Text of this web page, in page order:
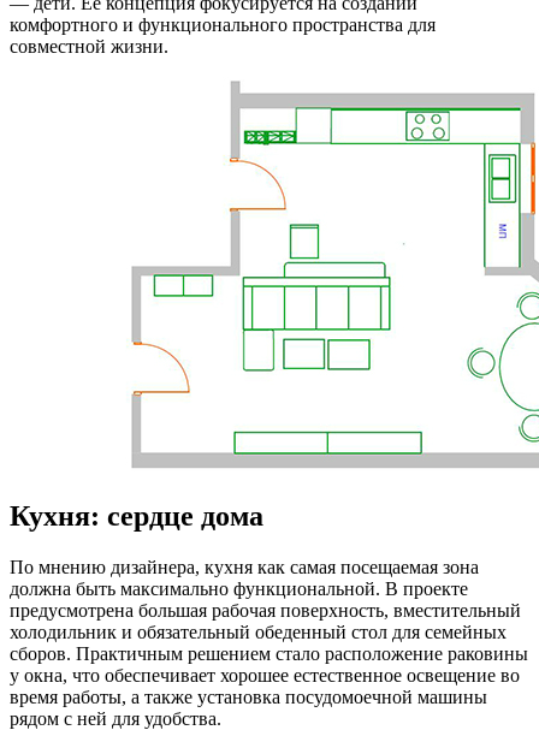
комфортного и функционального пространства для
совместной жизни.
Кухня: сердце дома
По мнению дизайнера, кухня как самая посещаемая зона
должна быть максимально функциональной. В проекте
предусмотрена большая рабочая поверхность, вместительный
холодильник и обязательный обеденный стол для семейных
сборов. Практичным решением стало расположение раковины
у окна, что обеспечивает хорошее естественное освещение во
время работы, а также установка посудомоечной машины
рядом с ней для удобства.